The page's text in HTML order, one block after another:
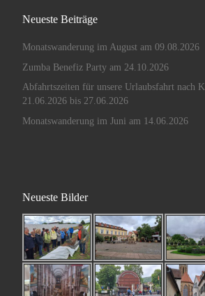
Neueste Beiträge
Monatswanderung im August am 09.08.2026
Zumba Benefiz Party am 24.10.2026
Abfahrtszeiten für unsere Urlaubsfahrt nach
21.06.2026 bis 27.06.2026
Monatswanderung im Juni am 14.06.2026
Neueste Bilder